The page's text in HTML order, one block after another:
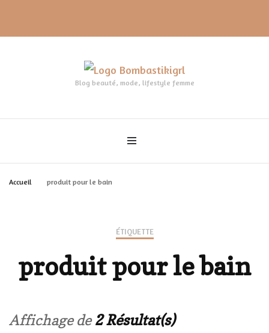
Blog beauté, mode, lifestyle femme
Accueil produit pour le bain
ÉTIQUETTE
produit pour le bain
Affichage de2 Résultat(s)